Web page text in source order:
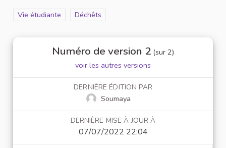
Filtrer les résultats de la catégorie : Vie étudiante
Vie étudiante Filtrer les résultats pour le secteur : Déchêts
Déchêts
Numéro de version 2 (sur 2)
voir les autres versions
DERNIÈRE ÉDITION PAR
Soumaya
DERNIÈRE MISE À JOUR À
07/07/2022 22:04